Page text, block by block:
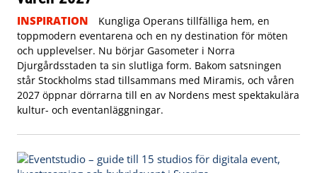
INSPIRATION
Kungliga Operans tillfälliga hem, en
toppmodern eventarena och en ny destination för möten
och upplevelser. Nu börjar Gasometer i Norra
Djurgårdsstaden ta sin slutliga form. Bakom satsningen
står Stockholms stad tillsammans med Miramis, och våren
2027 öppnar dörrarna till en av Nordens mest spektakulära
kultur- och eventanläggningar.